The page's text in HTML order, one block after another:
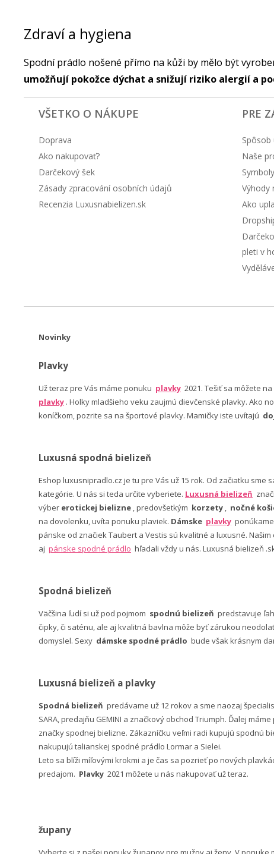
Zdraví a hygiena
Spodní prádlo nošené přímo na kůži by mělo být
umožňují pokožce dýchat a snižují riziko alergií a
VŠETKO O NÁKUPE
Doprava
Ako nakupovať?
Darčekový šek
Zásady zpracování osobních údajů
Recenzia Luxusnabielizen.sk
PRE
Spôsob
Naše
Výhody
Ako
pleti v
Novinky
Plavky
Už teraz pre Vás máme ponuku plavky 2021. Tešiť sa môžete na
plavky . Holky mladšieho veku zaujmú dievčenské plavky. Ako
koníčkom, pozrite sa na športové plavky. Mamičky iste uvítajú
Luxusná spodná bielizeň
Eshop luxusnipradlo.cz je tu pre Vás už 15 rok. Od začiatku sme
kategórie. U nás si teda určite vyberiete. Luxusná bielizeň
výber erotickej bielizne , predovšetkým korzety , nočné
na dovolenku, uvíta ponuku plaviek. Dámske plavky
pánske od značiek Taubert a Vestis sú kvalitné a luxusné.
aj pánske spodné prádlo hľadali vždy u nás. Luxusná bielizeň
Spodná bielizeň
Väčšina ľudí si už pod pojmom spodnú bielizeň predstavuje
čipky, či saténu, ale aj kvalitná bavlna môže byť zárukou
domyslel. Sexy dámske spodné prádlo bude však krásnym
Luxusná bielizeň a plavky
Spodná bielizeň predávame už 12 rokov a sme naozaj
SARA, predajňu GEMINI a značkový obchod Triumph. Ďalej
značky spodnej bielizne. Zákazníčku veľmi radi kupujú spodnú
nakupujú talianskej spodné prádlo Lormar a Sielei.
Leto sa blíži míľovými krokmi a je čas sa pozrieť po nových
predajom. Plavky 2021 môžete u nás nakupovať už teraz.
župany